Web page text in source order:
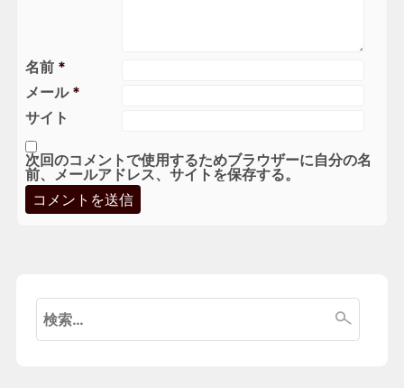
名前 *
メール *
サイト
次回のコメントで使用するためブラウザーに自分の名
前、メールアドレス、サイトを保存する。
検
索: